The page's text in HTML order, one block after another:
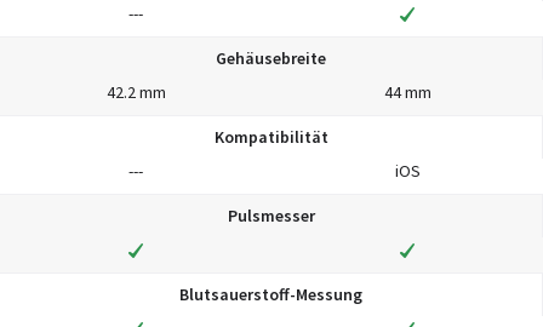
---
Gehäusebreite
42.2 mm
44 mm
Kompatibilität
---
iOS
Pulsmesser
Blutsauerstoff-Messung